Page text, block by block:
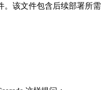
。该文件包含后续部署所需